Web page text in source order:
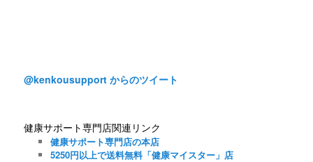
@kenkousupport からのツイート
健康サポート専門店関連リンク
健康サポート専門店の本店
5250円以上で送料無料「健康マイスター」店